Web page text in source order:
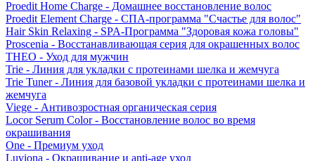
Proedit Home Charge - Домашнее восстановление волос
Proedit Element Charge - СПА-программа "Счастье для волос"
Hair Skin Relaxing - SPA-Программа "Здоровая кожа головы"
Proscenia - Восстанавливающая серия для окрашенных волос
THEO - Уход для мужчин
Trie - Линия для укладки с протеинами шелка и жемчуга
Trie Tuner - Линия для базовой укладки с протеинами шелка и
жемчуга
Viege - Антивозростная органическая серия
Locor Serum Color - Восстановление волос во время
окрашивания
One - Премиум уход
Luviona - Окрашивание и anti-age уход